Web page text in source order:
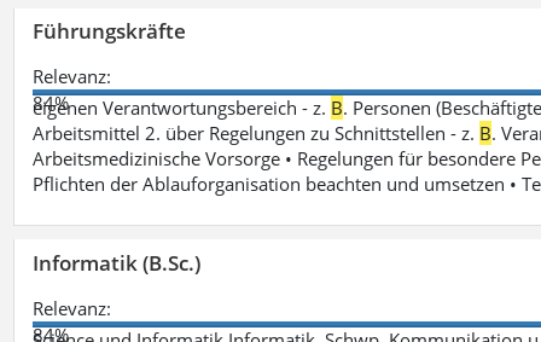
Führungskräfte
Relevanz:
84%
eigenen Verantwortungsbereich - z. B. Personen
Arbeitsmittel 2. über Regelungen zu Schnittstellen - z. B.
Arbeitsmedizinische Vorsorge • Regelungen für besondere
Pflichten der Ablauforganisation beachten und umsetzen •
Informatik (B.Sc.)
Relevanz:
84%